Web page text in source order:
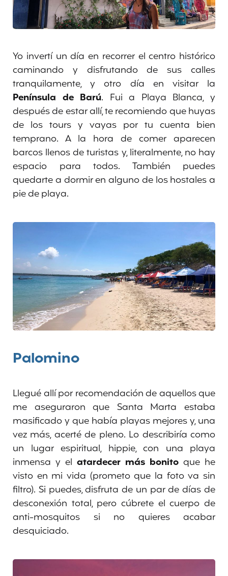
Yo invertí un día en recorrer el centro histórico
caminando y disfrutando de sus calles
tranquilamente, y otro día en visitar la
Península de Barú. Fui a Playa Blanca, y
después de estar allí, te recomiendo que huyas
de los tours y vayas por tu cuenta bien
temprano. A la hora de comer aparecen
barcos llenos de turistas y, literalmente, no hay
espacio para todos. También puedes
quedarte a dormir en alguno de los hostales a
pie de playa.
Palomino
Llegué allí por recomendación de aquellos que
me aseguraron que Santa Marta estaba
masificado y que había playas mejores y, una
vez más, acerté de pleno. Lo describiría como
un lugar espiritual, hippie, con una playa
inmensa y el atardecer más bonito que he
visto en mi vida (prometo que la foto va sin
filtro). Si puedes, disfruta de un par de días de
desconexión total, pero cúbrete el cuerpo de
anti-mosquitos si no quieres acabar
desquiciado.